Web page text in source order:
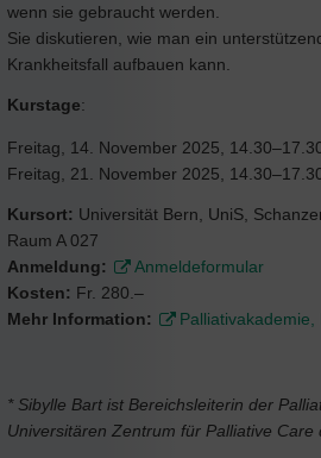
wenn sie gebraucht werden.
Sie diskutieren, wie man ein
Krankheitsfall aufbauen kann.
Kurstage:
Freitag, 14. November 2025,
Freitag, 21. November 2025,
Kursort: Universität Bern, UniS,
Raum A 027
Anmeldung:
Anmeldeformular
Kosten: Fr. 280.–
Mehr Information:
* Sibylle Bart ist Bereichsleiterin der
Universitären Zentrum für Palliative Care